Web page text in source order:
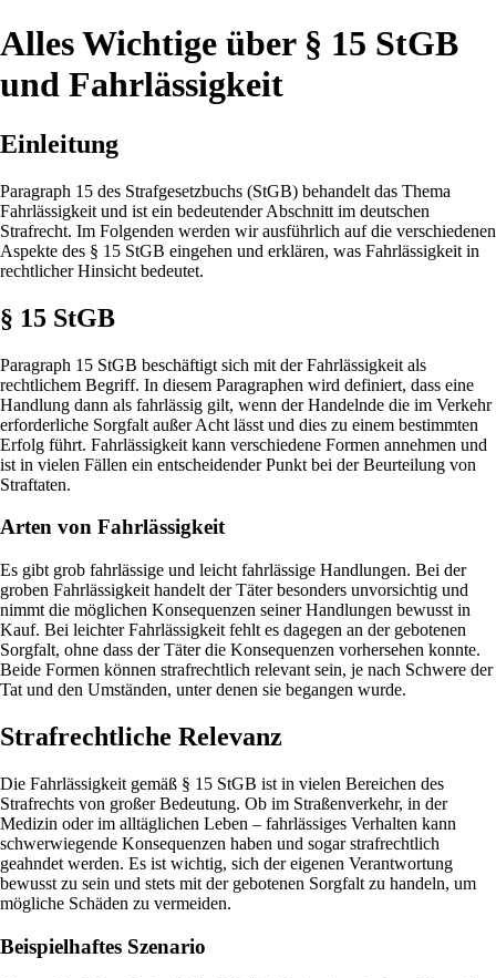
Alles Wichtige über § 15 StGB
und Fahrlässigkeit
Einleitung
Paragraph 15 des Strafgesetzbuchs (StGB) behandelt das Thema
Fahrlässigkeit und ist ein bedeutender Abschnitt im deutschen
Strafrecht. Im Folgenden werden wir ausführlich auf die verschiedenen
Aspekte des § 15 StGB eingehen und erklären, was Fahrlässigkeit in
rechtlicher Hinsicht bedeutet.
§ 15 StGB
Paragraph 15 StGB beschäftigt sich mit der Fahrlässigkeit als
rechtlichem Begriff. In diesem Paragraphen wird definiert, dass eine
Handlung dann als fahrlässig gilt, wenn der Handelnde die im Verkehr
erforderliche Sorgfalt außer Acht lässt und dies zu einem bestimmten
Erfolg führt. Fahrlässigkeit kann verschiedene Formen annehmen und
ist in vielen Fällen ein entscheidender Punkt bei der Beurteilung von
Straftaten.
Arten von Fahrlässigkeit
Es gibt grob fahrlässige und leicht fahrlässige Handlungen. Bei der
groben Fahrlässigkeit handelt der Täter besonders unvorsichtig und
nimmt die möglichen Konsequenzen seiner Handlungen bewusst in
Kauf. Bei leichter Fahrlässigkeit fehlt es dagegen an der gebotenen
Sorgfalt, ohne dass der Täter die Konsequenzen vorhersehen konnte.
Beide Formen können strafrechtlich relevant sein, je nach Schwere der
Tat und den Umständen, unter denen sie begangen wurde.
Strafrechtliche Relevanz
Die Fahrlässigkeit gemäß § 15 StGB ist in vielen Bereichen des
Strafrechts von großer Bedeutung. Ob im Straßenverkehr, in der
Medizin oder im alltäglichen Leben – fahrlässiges Verhalten kann
schwerwiegende Konsequenzen haben und sogar strafrechtlich
geahndet werden. Es ist wichtig, sich der eigenen Verantwortung
bewusst zu sein und stets mit der gebotenen Sorgfalt zu handeln, um
mögliche Schäden zu vermeiden.
Beispielhaftes Szenario